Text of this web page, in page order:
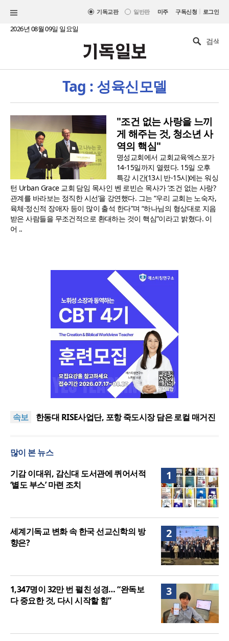
기독교판 일반판 미주 구독신청 | 로그인
2026년 08월 09일 일요일
Tag : 성육신모델
"조건 없는 사랑을 느끼
게 해주는 것, 청소년 사
역의 핵심"
명성교회에서 교회교육엑스포가
14-15일까지 열렸다. 15일 오후
특강 시간(13시 반-15시)에는 워싱
턴 Urban Grace 교회 담임 목사인 벤 로빈슨 목사가 ‘조건 없는 사랑?
관계를 바라보는 정직한 시선’을 강연했다. 그는 “우리 교회는 노숙자,
육체·정신적 장애자 등이 많이 출석 한다”며 “하나님의 형상대로 지음
받은 사람들을 무조건적으로 환대하는 것이 핵심”이라고 밝혔다. 이
어 ..
속보
느헤미야 연합기도회, ‘왕의 기도’로 나라·한국교회·다
여”
한동대 RISE사업단, 포항 죽도시장 담은 로컬 매거진
느헤미야 연합기도회, ‘왕의 기도’로 나라·한국교회·다
세기총 “자유를 지키며 하나 된 희망의 미래를 향하
여”
많이 본 뉴스
1
기감 이대위, 감신대 도서관에 퀴어서적
‘별도 부스’ 마련 조치
2
세계기독교 변화 속 한국 선교신학의 방
향은?
3
1,347명이 32만 번 펼친 성경… “완독보
다 중요한 것, 다시 시작할 힘”